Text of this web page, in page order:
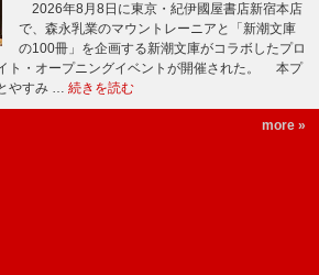
2026年8月8日に東京・紀伊國屋書店新宿本店
で、森永乳業のマウントレーニアと「新潮文庫
の100冊」を企画する新潮文庫がコラボしたプロ
ト・オープニングイベントが開催された。 本プ
やすみ … 続きを読む
more »